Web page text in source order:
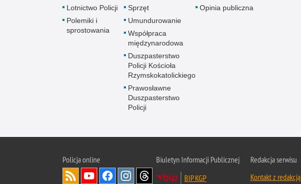
Lotnictwo Policji
Polemiki i
sprostowania
Sprzęt
Umundurowanie
Współpraca
międzynarodowa
Duszpasterstwo
Policji Kościoła
Rzymskokatolickiego
Prawosławne
Duszpasterstwo
Policji
Opinia publiczna
Policjaonline
Biuletyn Informacji Publicznej
BIP KGP
Redakcja serwisu
Kontakt z redakcją